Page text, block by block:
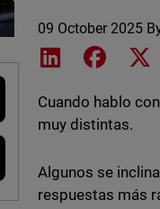
09 October 2025
Share onShare
Cuando hablo
muy distintas.
Algunos se
respuestas más